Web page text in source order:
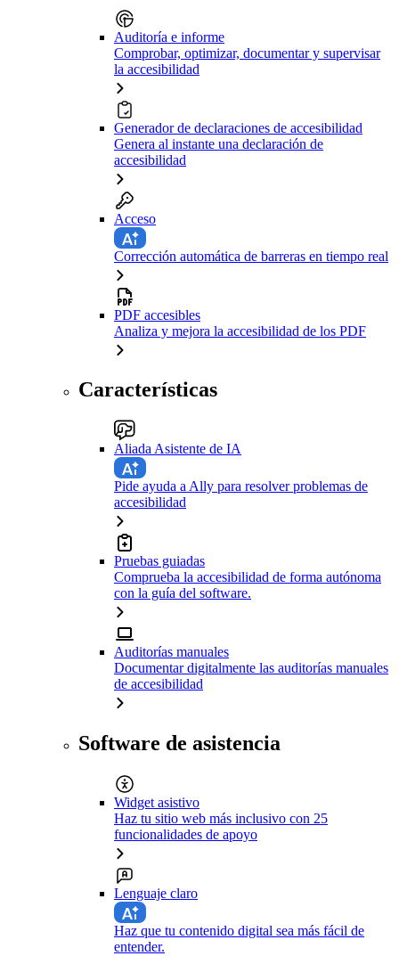
Auditoría e informe
Comprobar, optimizar, documentar y supervisar
la accesibilidad
Generador de declaraciones de accesibilidad
Genera al instante una declaración de
accesibilidad
Acceso
Corrección automática de barreras en tiempo real
PDF accesibles
Analiza y mejora la accesibilidad de los PDF
Características
Aliada Asistente de IA
Pide ayuda a Ally para resolver problemas de
accesibilidad
Pruebas guiadas
Comprueba la accesibilidad de forma autónoma
con la guía del software.
Auditorías manuales
Documentar digitalmente las auditorías manuales
de accesibilidad
Software de asistencia
Widget asistivo
Haz tu sitio web más inclusivo con 25
funcionalidades de apoyo
Lenguaje claro
Haz que tu contenido digital sea más fácil de
entender.